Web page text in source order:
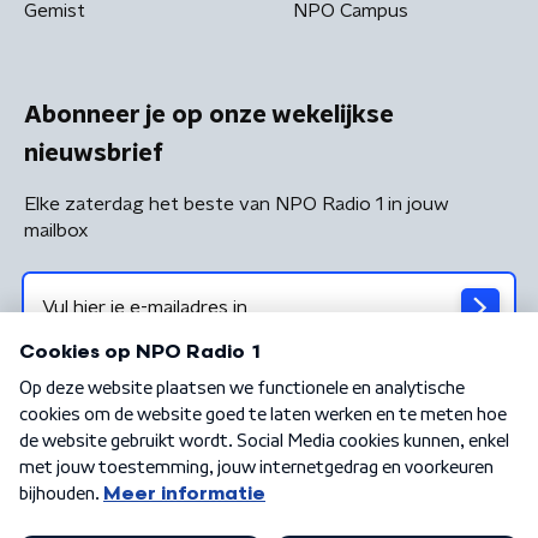
Gemist NPO Campus
Abonneer je op onze wekelijkse
nieuwsbrief
Elke zaterdag het beste van NPO Radio 1 in jouw
mailbox
Algemene voorwaarden